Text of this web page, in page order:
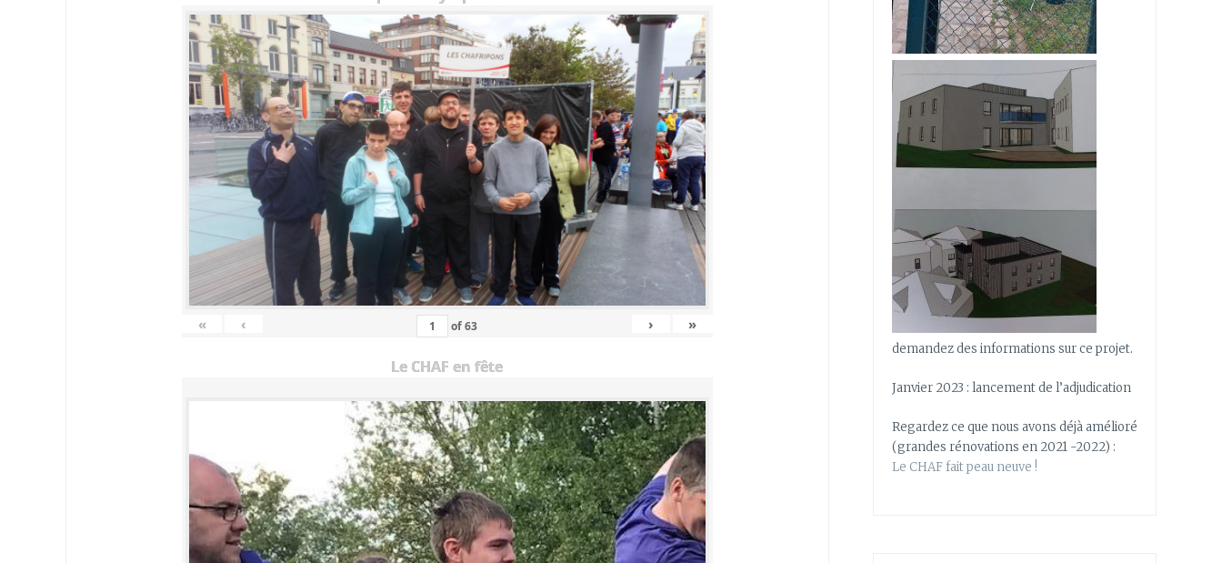
« ‹ of63 › »
Le CHAF en fête
demandez des informations sur ce projet.
Janvier 2023 : lancement de l’adjudication
Regardez ce que nous avons déjà amélioré
(grandes rénovations en 2021 -2022) :
Le CHAF fait peau neuve !